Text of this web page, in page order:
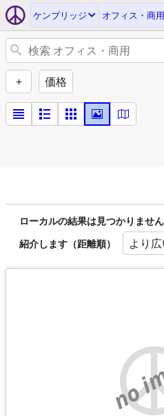
ケンブリッジ オフィス・商用
+ 価格
ローカルの結果は見つかりませ
紹介します（距離順）
より
no